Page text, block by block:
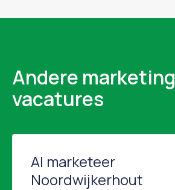
Andere marketing
vacatures
AI marketeer
Noordwijkerhout